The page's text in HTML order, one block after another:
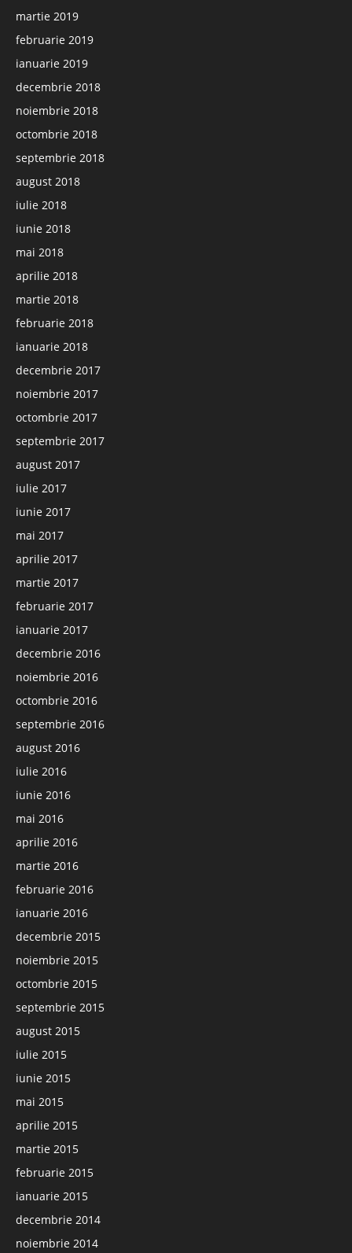
martie 2019
februarie 2019
ianuarie 2019
decembrie 2018
noiembrie 2018
octombrie 2018
septembrie 2018
august 2018
iulie 2018
iunie 2018
mai 2018
aprilie 2018
martie 2018
februarie 2018
ianuarie 2018
decembrie 2017
noiembrie 2017
octombrie 2017
septembrie 2017
august 2017
iulie 2017
iunie 2017
mai 2017
aprilie 2017
martie 2017
februarie 2017
ianuarie 2017
decembrie 2016
noiembrie 2016
octombrie 2016
septembrie 2016
august 2016
iulie 2016
iunie 2016
mai 2016
aprilie 2016
martie 2016
februarie 2016
ianuarie 2016
decembrie 2015
noiembrie 2015
octombrie 2015
septembrie 2015
august 2015
iulie 2015
iunie 2015
mai 2015
aprilie 2015
martie 2015
februarie 2015
ianuarie 2015
decembrie 2014
noiembrie 2014